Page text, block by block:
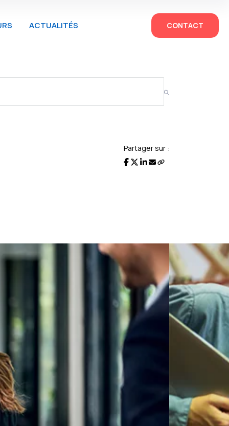
ACTUALITÉS CONTACT
Partager sur :